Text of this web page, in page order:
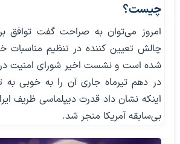
چیست؟
امروز می‌توان به صراحت گفت توافق
چالش تعیین کننده در تنظیم مناسبات
در دهم تیرماه جاری آن را به خوبی به
اینکه نشان داد قدرت دیپلماسی ظریف
بی‌سابقه آمریکا منجر شد.